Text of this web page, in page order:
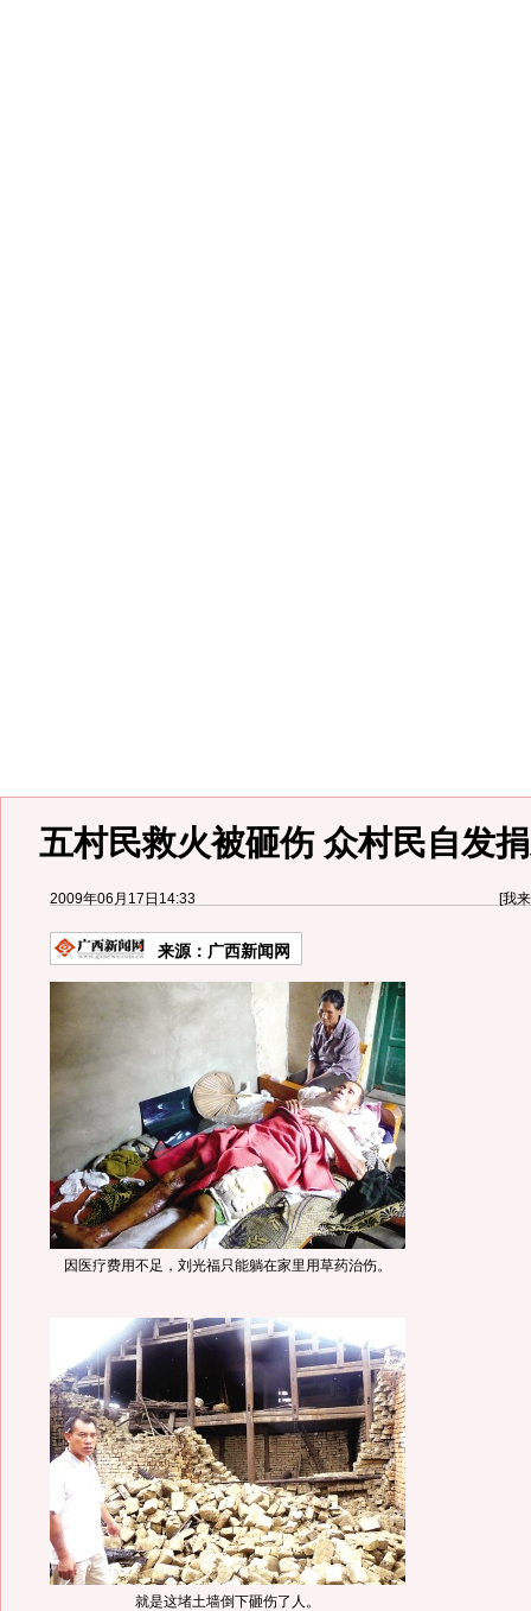
五村民救火被砸伤 众村民自发
2009年06月17日14:33 [我
来源： 广西新闻网
因医疗费用不足，刘光福只能躺在家里用草药治伤。
就是这堵土墙倒下砸伤了人。